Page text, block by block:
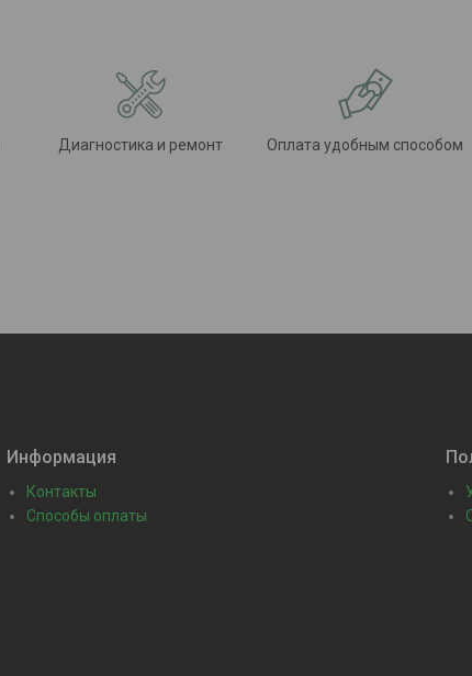
Диагностика и ремонт Оплата удобным способом
Информация
Контакты
Способы оплаты